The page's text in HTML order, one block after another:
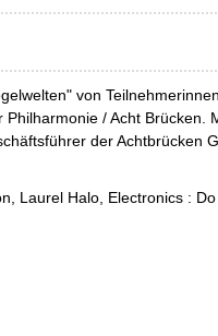
von
/ Acht Brücken.
der Achtbrücken
Laurel Halo, Electronics :